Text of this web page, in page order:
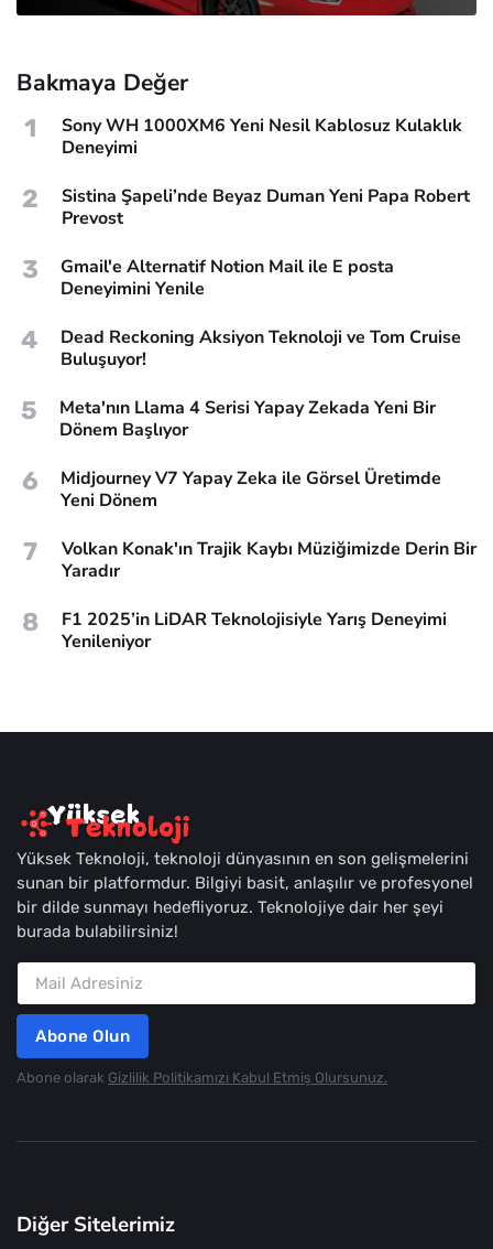
Bakmaya Değer
1
Sony WH 1000XM6 Yeni Nesil Kablosuz Kulaklık
Deneyimi
2
Sistina Şapeli’nde Beyaz Duman Yeni Papa Robert
Prevost
3
Gmail'e Alternatif Notion Mail ile E posta
Deneyimini Yenile
4
Dead Reckoning Aksiyon Teknoloji ve Tom Cruise
Buluşuyor!
5
Meta'nın Llama 4 Serisi Yapay Zekada Yeni Bir
Dönem Başlıyor
6
Midjourney V7 Yapay Zeka ile Görsel Üretimde
Yeni Dönem
7
Volkan Konak'ın Trajik Kaybı Müziğimizde Derin Bir
Yaradır
8
F1 2025’in LiDAR Teknolojisiyle Yarış Deneyimi
Yenileniyor
Yüksek Teknoloji, teknoloji dünyasının en son gelişmelerini
sunan bir platformdur. Bilgiyi basit, anlaşılır ve profesyonel
bir dilde sunmayı hedefliyoruz. Teknolojiye dair her şeyi
burada bulabilirsiniz!
Abone Olun
Abone olarak Gizlilik Politikamızı Kabul Etmiş Olursunuz.
Diğer Sitelerimiz